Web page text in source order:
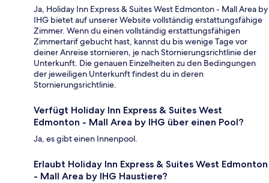
Ja, Holiday Inn Express & Suites West Edmonton - Mall Area by
IHG bietet auf unserer Website vollständig erstattungsfähige
Zimmer. Wenn du einen vollständig erstattungsfähigen
Zimmertarif gebucht hast, kannst du bis wenige Tage vor
deiner Anreise stornieren, je nach Stornierungsrichtlinie der
Unterkunft. Die genauen Einzelheiten zu den Bedingungen
der jeweiligen Unterkunft findest du in deren
Stornierungsrichtlinie.
Verfügt Holiday Inn Express & Suites West
Edmonton - Mall Area by IHG über einen Pool?
Ja, es gibt einen Innenpool.
Erlaubt Holiday Inn Express & Suites West Edmonton
- Mall Area by IHG Haustiere?